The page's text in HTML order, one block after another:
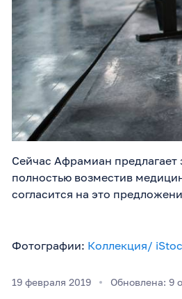
Сейчас Афрамиан
полностью возместив
согласится на это
Фотографии: Коллекция/
19 февраля 2019 Обновлена: 9